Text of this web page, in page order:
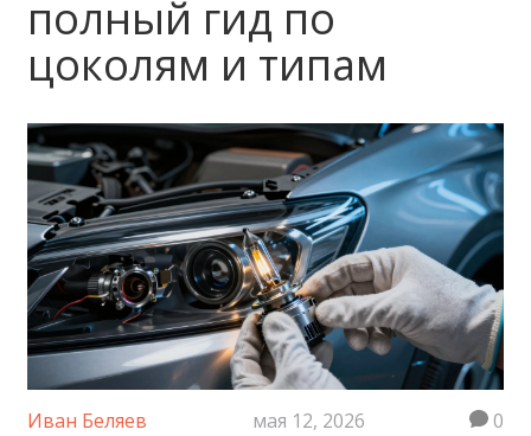
полный гид по
цоколям и типам
Иван Беляев мая 12, 2026
0